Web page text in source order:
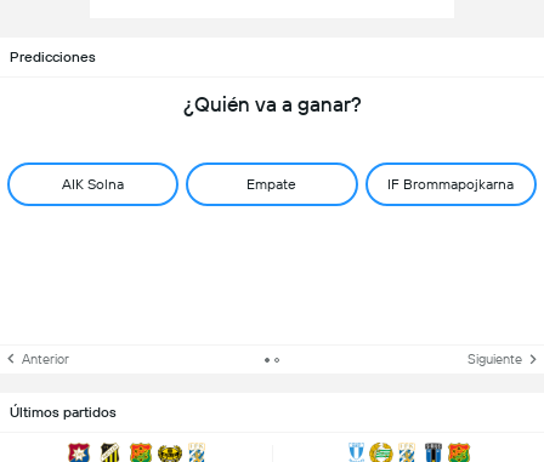
Predicciones
¿Quién va a ganar?
AIK Solna Empate IF Brommapojkarna
Anterior Siguiente
Últimos partidos